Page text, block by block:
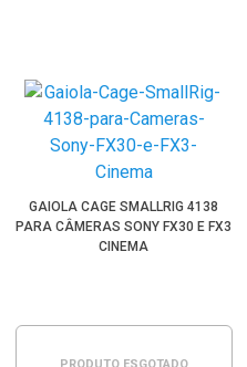
GAIOLA CAGE SMALLRIG 4138
PARA CÂMERAS SONY FX30 E FX3
CINEMA